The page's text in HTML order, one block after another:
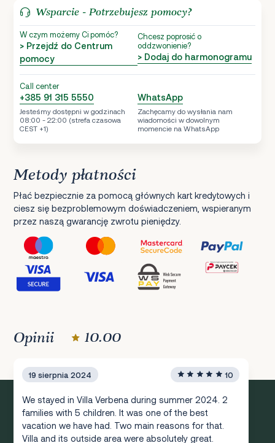
Wsparcie - Potrzebujesz pomocy?
W czym możemy Ci pomóc?
> Przejdź do Centrum
pomocy
Chcesz poprosić o
oddzwonienie?
> Dodaj do harmonogramu
Call center
+385 91 315 5550
Jesteśmy dostępni w godzinach
08:00 - 22:00 (strefa czasowa
CEST +1)
WhatsApp
Zachęcamy do wysłania nam
wiadomości w dowolnym
momencie na WhatsApp
Metody płatności
Płać bezpiecznie za pomocą głównych kart kredytowych i
ciesz się bezproblemowym doświadczeniem, wspieranym
przez naszą gwarancję zwrotu pieniędzy.
Opinii 10.00
19 sierpnia 2024 10
We stayed in Villa Verbena during summer 2024. 2
families with 5 children. It was one of the best
vacation we have had. Two main reasons for that.
Villa and its outside area were absolutely great.